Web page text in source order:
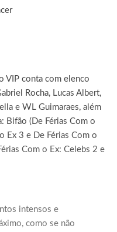
VIP conta com elenco
Rocha, Lucas Albert,
e WL Guimaraes, além
Bifão (De Férias Com o
Ex 3 e De Férias Com o
Com o Ex: Celebs 2 e
intensos e
como se não